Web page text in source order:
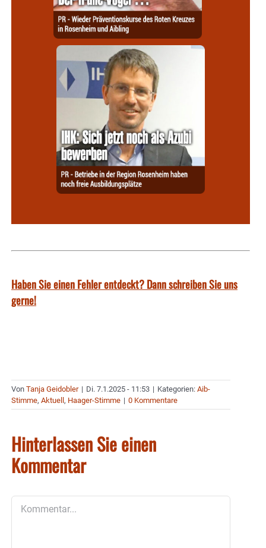
Haben Sie einen Fehler entdeckt? Dann schreiben Sie uns
gerne!
Von Tanja Geidobler | Di. 7.1.2025 - 11:53 | Kategorien: Aib-
Stimme, Aktuell , Haager-Stimme | 0 Kommentare
Hinterlassen Sie einen
Kommentar